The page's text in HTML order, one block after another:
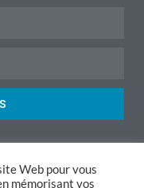
|Conditions de vente
Web pour vous
mémorisant vos